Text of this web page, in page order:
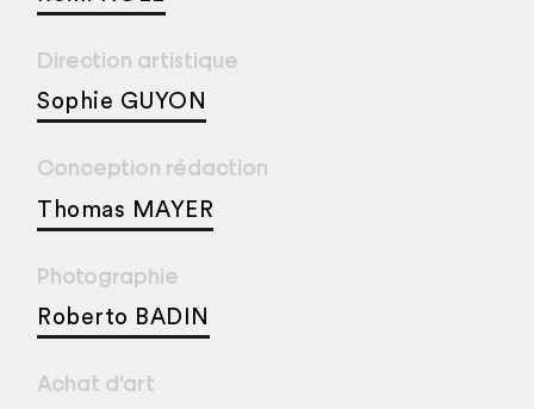
Direction artistique
Sophie GUYON
Conception rédaction
Thomas MAYER
Photographie
Roberto BADIN
Achat d'art